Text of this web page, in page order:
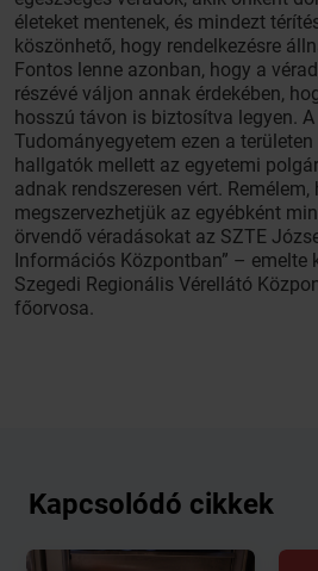
életeket mentenek, és mindezt
köszönhető, hogy rendelkezésre
Fontos lenne azonban, hogy a
részévé váljon annak érdekében,
hosszú távon is biztosítva legyen. A
Tudományegyetem ezen a
hallgatók mellett az egyetemi
adnak rendszeresen vért.
megszervezhetjük az egyébként
örvendő véradásokat az SZTE
Információs Központban” – emelte
Szegedi Regionális Vérellátó
főorvosa.
Kapcsolódó cikkek